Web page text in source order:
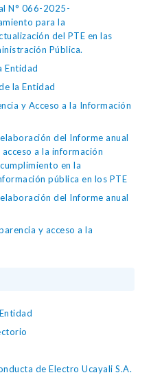
N° 066-2025-
para la
del PTE en las
Pública.
Entidad
la Entidad
y Acceso a la Información
del Informe anual
a la información
en la
pública en los PTE
del Informe anual
y acceso a la
de Electro Ucayali S.A.